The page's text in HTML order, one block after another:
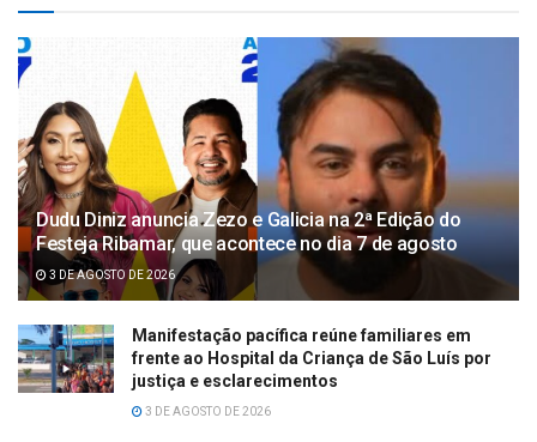
Dudu Diniz anuncia Zezo e Galicia na 2ª Edição do
Festeja Ribamar, que acontece no dia 7 de agosto
3 DE AGOSTO DE 2026
Manifestação pacífica reúne familiares em
frente ao Hospital da Criança de São Luís por
justiça e esclarecimentos
3 DE AGOSTO DE 2026